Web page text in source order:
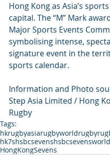
Hong Kong as Asia’s
capital. The “M” Mark
Major Sports Events
symbolising intense,
signature event in the
sports calendar.
Information and Photo
Step Asia Limited / Hong
Rugby
Tags:
hkrugbyasiarugbyworldrugby
hk7shsbcsevens
HongKongSevens